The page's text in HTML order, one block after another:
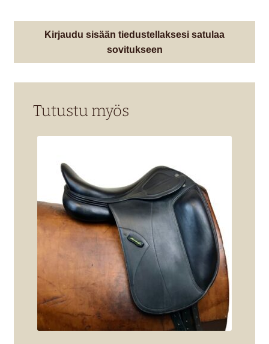
Kirjaudu sisään tiedustellaksesi satulaa
sovitukseen
Tutustu myös